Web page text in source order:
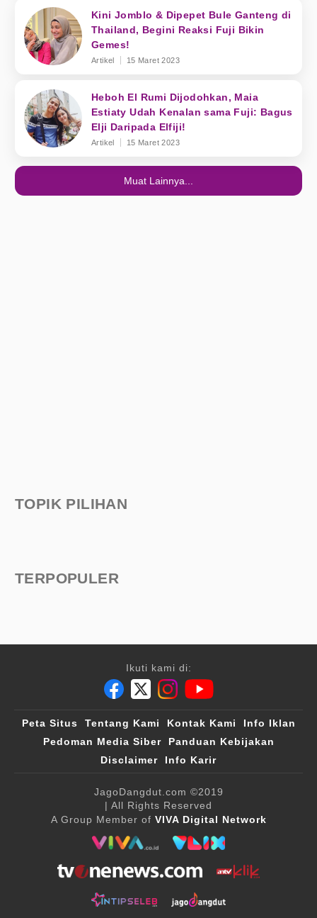
Kini Jomblo & Dipepet Bule Ganteng di
Thailand, Begini Reaksi Fuji Bikin
Gemes!
Artikel 15 Maret 2023
Heboh El Rumi Dijodohkan, Maia
Estiaty Udah Kenalan sama Fuji: Bagus
Elji Daripada Elfiji!
Artikel 15 Maret 2023
Muat Lainnya...
TOPIK PILIHAN
TERPOPULER
Ikuti kami di:
Peta Situs Tentang Kami Kontak Kami
Info Iklan
Pedoman Media Siber
Panduan Kebijakan
Disclaimer
Info Karir
JagoDangdut.com ©2019
| All Rights Reserved
A Group Member of VIVA Digital Network